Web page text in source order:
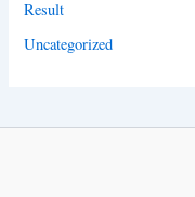
Result
Uncategorized